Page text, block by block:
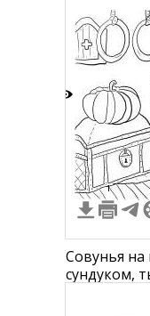
1
Совунья на
сундуком,